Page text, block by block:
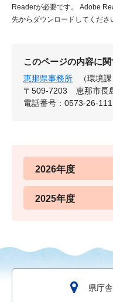
Readerが必要です。
Adobe
先からダウンロードしてくださ
このページの内容に
恵那県事務所
（環境
〒509-7203
恵那市長
電話番号：0573-26-
2026年度
2025年度
県庁